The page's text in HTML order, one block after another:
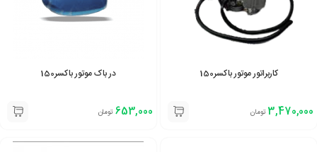
کاربراتور موتور باکسر150
3,470,000 تومان
در باک موتور باکسر150
653,000 تومان